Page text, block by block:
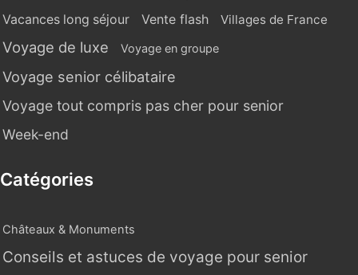
Vacances long séjour Vente flash Villages de France
Voyage de luxe Voyage en groupe
Voyage senior célibataire
Voyage tout compris pas cher pour senior
Week-end
Catégories
Châteaux & Monuments
Conseils et astuces de voyage pour senior